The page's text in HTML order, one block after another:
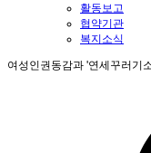
활동보고
협약기관
복지소식
여성인권동감과 '연세꾸러기